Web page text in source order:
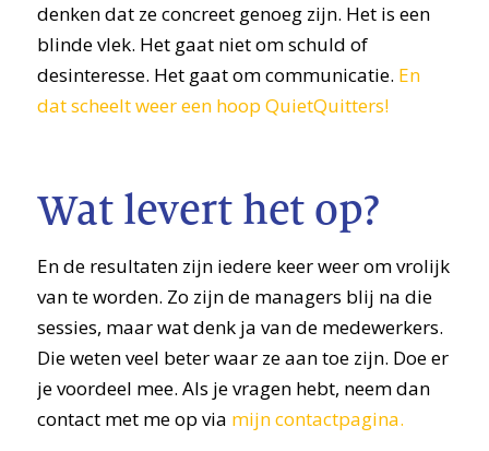
denken dat ze concreet genoeg zijn. Het is een
blinde vlek. Het gaat niet om schuld of
desinteresse. Het gaat om communicatie. En
dat scheelt weer een hoop QuietQuitters!
Wat levert het op?
En de resultaten zijn iedere keer weer om vrolijk
van te worden. Zo zijn de managers blij na die
sessies, maar wat denk ja van de medewerkers.
Die weten veel beter waar ze aan toe zijn. Doe er
je voordeel mee. Als je vragen hebt, neem dan
contact met me op via mijn contactpagina.